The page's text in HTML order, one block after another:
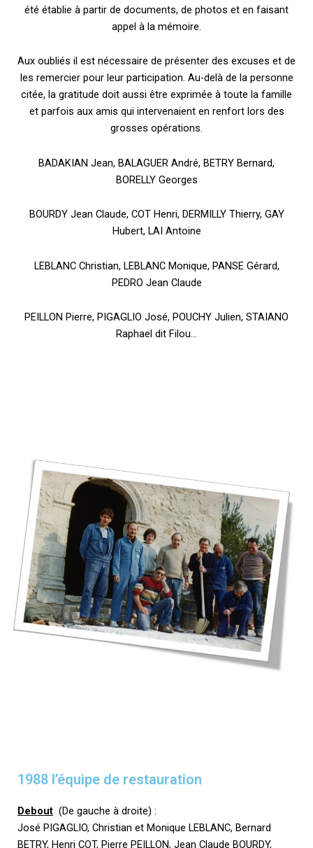
été établie à partir de documents, de photos et en faisant
appel à la mémoire.
Aux oubliés il est nécessaire de présenter des excuses et de
les remercier pour leur participation. Au-delà de la personne
citée, la gratitude doit aussi être exprimée à toute la famille
et parfois aux amis qui intervenaient en renfort lors des
grosses opérations.
BADAKIAN Jean, BALAGUER André, BETRY Bernard,
BORELLY Georges
BOURDY Jean Claude, COT Henri, DERMILLY Thierry, GAY
Hubert, LAI Antoine
LEBLANC Christian, LEBLANC Monique, PANSE Gérard,
PEDRO Jean Claude
PEILLON Pierre, PIGAGLIO José, POUCHY Julien, STAIANO
Raphael dit Filou…
1988 l’équipe de restauration
Debout (De gauche à droite) :
José PIGAGLIO, Christian et Monique LEBLANC, Bernard
BETRY, Henri COT, Pierre PEILLON, Jean Claude BOURDY,